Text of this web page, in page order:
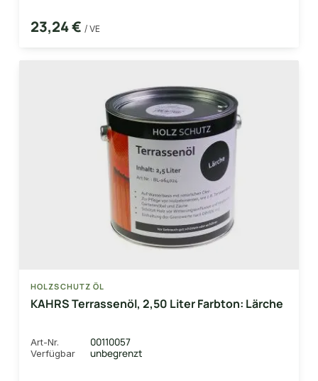
23,24 € / VE
HOLZSCHUTZ ÖL
KAHRS Terrassenöl, 2,50 Liter Farbton: Lärche
Art-Nr. 00110057
Verfügbar unbegrenzt